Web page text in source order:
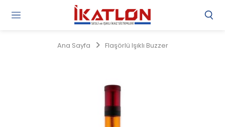
Ana Sayfa Flaşörlü Işıklı Buzzer